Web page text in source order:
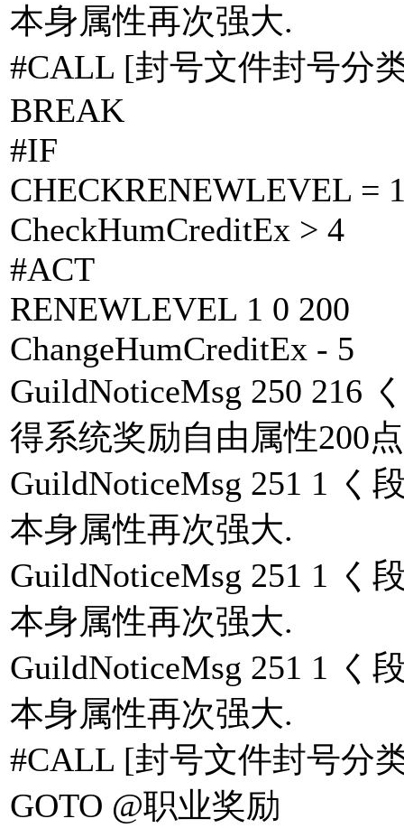
本身属性再次强大.
#CALL [封号文件封号分
BREAK
#IF
CHECKRENEWLEVEL =
CheckHumCreditEx > 4
#ACT
RENEWLEVEL 1 0 200
ChangeHumCreditEx - 5
GuildNoticeMsg 250 216
得系统奖励自由属性200
GuildNoticeMsg 251 1 く
本身属性再次强大.
GuildNoticeMsg 251 1 く
本身属性再次强大.
GuildNoticeMsg 251 1 く
本身属性再次强大.
#CALL [封号文件封号分
GOTO @职业奖励